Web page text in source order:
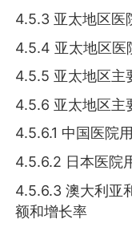
4.5.3 亚太地区医
4.5.4 亚太地区医
4.5.5 亚太地区主
4.5.6 亚太地区主
4.5.6.1 中国医院
4.5.6.2 日本医院
4.5.6.3 澳大利亚
额和增长率